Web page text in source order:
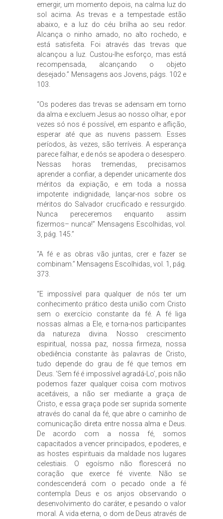
emergir, um momento depois, na calma luz do
sol acima. As trevas e a tempestade estão
abaixo, e a luz do céu brilha ao seu redor.
Alcança o ninho amado, no alto rochedo, e
está satisfeita. Foi através das trevas que
alcançou a luz. Custou-lhe esforço, mas está
recompensada, alcançando o objeto
desejado.” Mensagens aos Jovens, págs. 102 e
103.
“Os poderes das trevas se adensam em torno
da alma e excluem Jesus ao nosso olhar, e por
vezes só nos é possível, em espanto e aflição,
esperar até que as nuvens passem. Esses
períodos, às vezes, são terríveis. A esperança
parece falhar, e de nós se apodera o desespero.
Nessas horas tremendas, precisamos
aprender a confiar, a depender unicamente dos
méritos da expiação, e em toda a nossa
impotente indignidade, lançar-nos sobre os
méritos do Salvador crucificado e ressurgido.
Nunca pereceremos enquanto assim
fizermos– nunca!” Mensagens Escolhidas, vol.
3, pág. 145.”
“A fé e as obras vão juntas, crer e fazer se
combinam.” Mensagens Escolhidas, vol. 1, pág.
373.
“E impossível para qualquer de nós ter um
conhecimento prático desta união com Cristo
sem o exercício constante da fé. A fé liga
nossas almas a Ele, e torna-nos participantes
da natureza divina. Nosso crescimento
espiritual, nossa paz, nossa firmeza, nossa
obediência constante às palavras de Cristo,
tudo depende do grau de fé que temos em
Deus. ‘Sem fé é impossível agradá-Lo’, pois não
podemos fazer qualquer coisa com motivos
aceitáveis, a não ser mediante a graça de
Cristo, e essa graça pode ser suprida somente
através do canal da fé, que abre o caminho de
comunicação direta entre nossa alma e Deus.
De acordo com a nossa fé, somos
capacitados a vencer principados, e poderes, e
as hostes espirituais da maldade nos lugares
celestiais. O egoísmo não florescerá no
coração que exerce fé vivente. Não se
condescenderá com o pecado onde a fé
contempla Deus e os anjos observando o
desenvolvimento do caráter, e pesando o valor
moral. A vida eterna, o dom de Deus através de